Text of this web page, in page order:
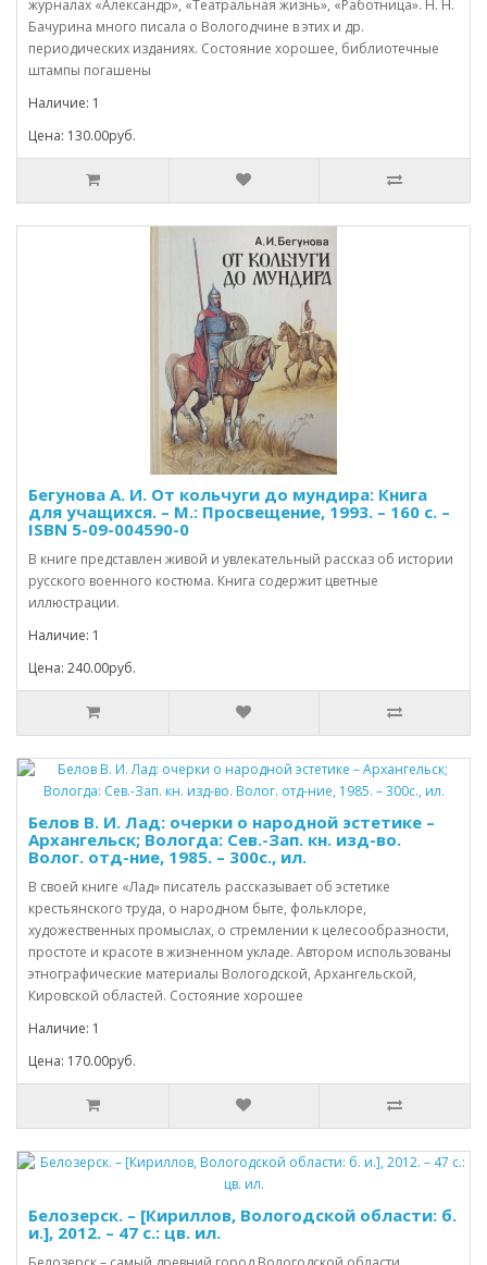
журналах «Александр», «Театральная жизнь», «Работница». Н. Н.
Бачурина много писала о Вологодчине в этих и др.
периодических изданиях. Состояние хорошее, библиотечные
штампы погашены
Наличие: 1
Цена: 130.00руб.
Бегунова А. И. От кольчуги до мундира: Книга
для учащихся. – М.: Просвещение, 1993. – 160 с. –
ISBN 5-09-004590-0
В книге представлен живой и увлекательный рассказ об истории
русского военного костюма. Книга содержит цветные
иллюстрации.
Наличие: 1
Цена: 240.00руб.
Белов В. И. Лад: очерки о народной эстетике –
Архангельск; Вологда: Сев.-Зап. кн. изд-во.
Волог. отд-ние, 1985. – 300с., ил.
В своей книге «Лад» писатель рассказывает об эстетике
крестьянского труда, о народном быте, фольклоре,
художественных промыслах, о стремлении к целесообразности,
простоте и красоте в жизненном укладе. Автором использованы
этнографические материалы Вологодской, Архангельской,
Кировской областей. Состояние хорошее
Наличие: 1
Цена: 170.00руб.
Белозерск. – [Кириллов, Вологодской области: б.
и.], 2012. – 47 с.: цв. ил.